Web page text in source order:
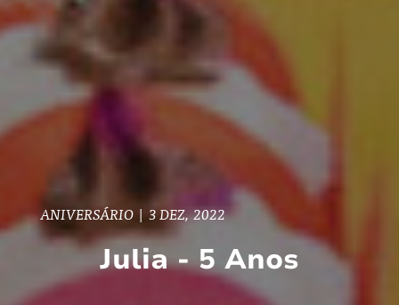
ANIVERSÁRIO| 3 DEZ, 2022
Julia - 5 Anos